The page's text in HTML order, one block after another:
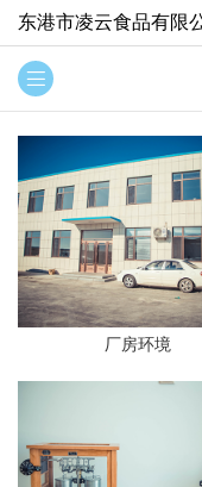
东港市凌云食品有限
厂房环境